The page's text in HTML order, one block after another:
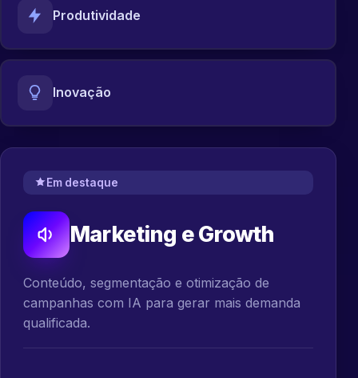
Produtividade
Inovação
Em destaque
Marketing e Growth
Conteúdo, segmentação e otimização de
campanhas com IA para gerar mais demanda
qualificada.